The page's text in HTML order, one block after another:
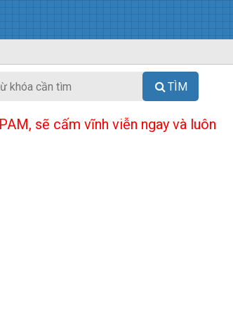
TÌM
sẽ cấm vĩnh viễn ngay và luôn